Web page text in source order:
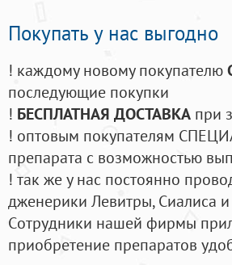
Покупать у нас выгодно
! каждому новому покупателю
последующие покупки
! БЕСПЛАТНАЯ ДОСТАВКА при
! оптовым покупателям
препарата с возможностью
! так же у нас постоянно
дженерики Левитры, Сиалиса
Cотрудники нашей фирмы
приобретение препаратов